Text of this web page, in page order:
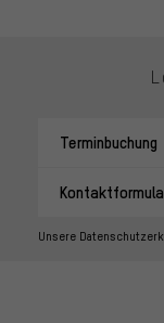
Terminbuchung
Unsere